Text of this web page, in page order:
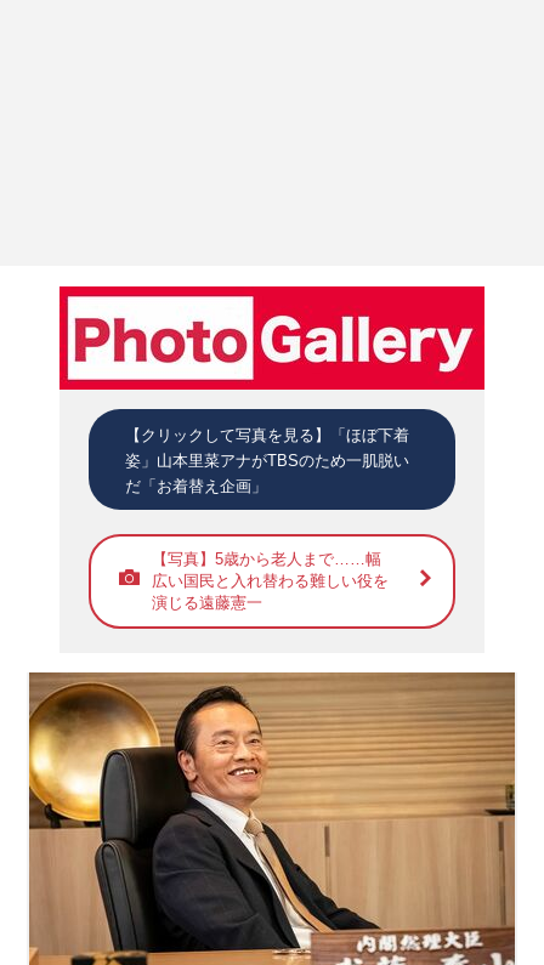
【クリックして写真を見る】「ほぼ下着
姿」山本里菜アナがTBSのため一肌脱い
だ「お着替え企画」
【写真】5歳から老人まで……幅
広い国民と入れ替わる難しい役を
演じる遠藤憲一